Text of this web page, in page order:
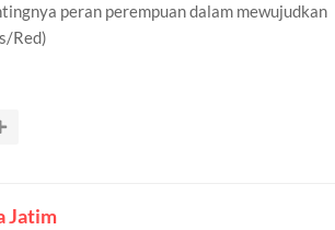
peran perempuan dalam mewujudkan
Red)
Jatim